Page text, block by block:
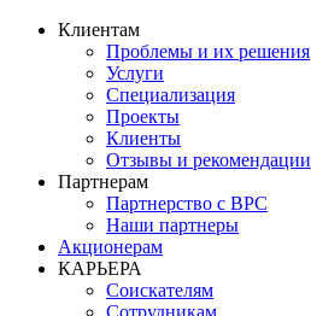
Клиентам
Проблемы и их решения
Услуги
Специализация
Проекты
Клиенты
Отзывы и рекомендации
Партнерам
Партнерство с BPC
Наши партнеры
Акционерам
КАРЬЕРА
Соискателям
Сотрудникам